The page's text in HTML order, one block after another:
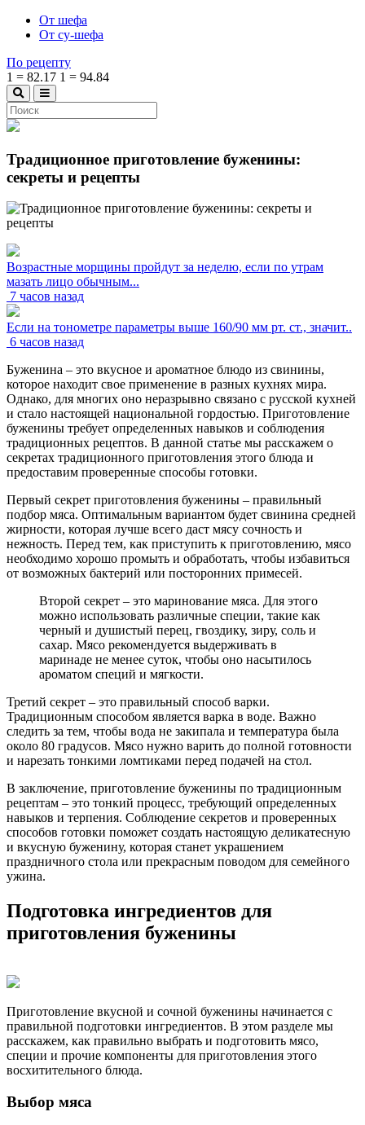
От шефа
От су-шефа
По рецепту
1 = 82.17 1 = 94.84
Традиционное приготовление буженины:
секреты и рецепты
Возрастные морщины пройдут за неделю, если по утрам
мазать лицо обычным...
7 часов назад
Если на тонометре параметры выше 160/90 мм рт. ст., значит..
6 часов назад
Буженина – это вкусное и ароматное блюдо из свинины,
которое находит свое применение в разных кухнях мира.
Однако, для многих оно неразрывно связано с русской кухней
и стало настоящей национальной гордостью. Приготовление
буженины требует определенных навыков и соблюдения
традиционных рецептов. В данной статье мы расскажем о
секретах традиционного приготовления этого блюда и
предоставим проверенные способы готовки.
Первый секрет приготовления буженины – правильный
подбор мяса. Оптимальным вариантом будет свинина средней
жирности, которая лучше всего даст мясу сочность и
нежность. Перед тем, как приступить к приготовлению, мясо
необходимо хорошо промыть и обработать, чтобы избавиться
от возможных бактерий или посторонних примесей.
Второй секрет – это маринование мяса. Для этого
можно использовать различные специи, такие как
черный и душистый перец, гвоздику, зиру, соль и
сахар. Мясо рекомендуется выдерживать в
маринаде не менее суток, чтобы оно насытилось
ароматом специй и мягкости.
Третий секрет – это правильный способ варки.
Традиционным способом является варка в воде. Важно
следить за тем, чтобы вода не закипала и температура была
около 80 градусов. Мясо нужно варить до полной готовности
и нарезать тонкими ломтиками перед подачей на стол.
В заключение, приготовление буженины по традиционным
рецептам – это тонкий процесс, требующий определенных
навыков и терпения. Соблюдение секретов и проверенных
способов готовки поможет создать настоящую деликатесную
и вкусную буженину, которая станет украшением
праздничного стола или прекрасным поводом для семейного
ужина.
Подготовка ингредиентов для
приготовления буженины
Приготовление вкусной и сочной буженины начинается с
правильной подготовки ингредиентов. В этом разделе мы
расскажем, как правильно выбрать и подготовить мясо,
специи и прочие компоненты для приготовления этого
восхитительного блюда.
Выбор мяса